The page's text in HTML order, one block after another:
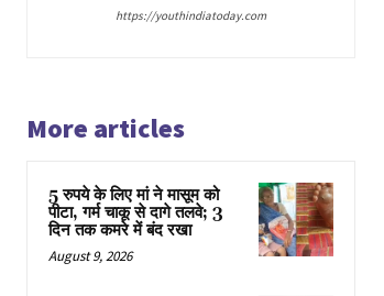
https://youthindiatoday.com
More articles
5 रुपये के लिए मां ने मासूम को
पीटा, गर्म चाकू से दागे तलवे; 3
दिन तक कमरे में बंद रखा
August 9, 2026